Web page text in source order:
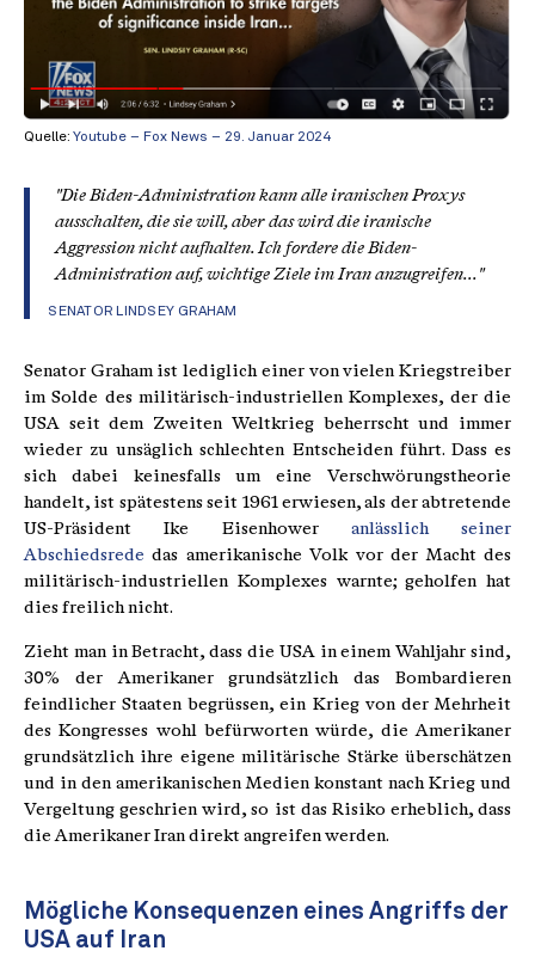
Quelle: Youtube – Fox News – 29. Januar 2024
"Die Biden-Administration kann alle iranischen Proxys
ausschalten, die sie will, aber das wird die iranische
Aggression nicht aufhalten. Ich fordere die Biden-
Administration auf, wichtige Ziele im Iran anzugreifen..."
SENATOR LINDSEY GRAHAM
Senator Graham ist lediglich einer von vielen Kriegstreiber
im Solde des militärisch-industriellen Komplexes, der die
USA seit dem Zweiten Weltkrieg beherrscht und immer
wieder zu unsäglich schlechten Entscheiden führt. Dass es
sich dabei keinesfalls um eine Verschwörungstheorie
handelt, ist spätestens seit 1961 erwiesen, als der abtretende
US-Präsident Ike Eisenhower anlässlich seiner
Abschiedsrede das amerikanische Volk vor der Macht des
militärisch-industriellen Komplexes warnte; geholfen hat
dies freilich nicht.
Zieht man in Betracht, dass die USA in einem Wahljahr sind,
30% der Amerikaner grundsätzlich das Bombardieren
feindlicher Staaten begrüssen, ein Krieg von der Mehrheit
des Kongresses wohl befürworten würde, die Amerikaner
grundsätzlich ihre eigene militärische Stärke überschätzen
und in den amerikanischen Medien konstant nach Krieg und
Vergeltung geschrien wird, so ist das Risiko erheblich, dass
die Amerikaner Iran direkt angreifen werden.
Mögliche Konsequenzen eines Angriffs der
USA auf Iran